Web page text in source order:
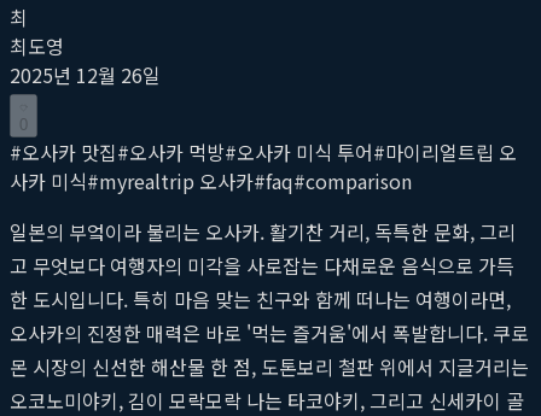
최
최도영
2025년 12월 26일
0
#오사카 맛집#오사카 먹방#오사카 미식 투어#마이리얼트립 오
사카 미식#myrealtrip 오사카#faq#comparison
일본의 부엌이라 불리는 오사카. 활기찬 거리, 독특한 문화, 그리
고 무엇보다 여행자의 미각을 사로잡는 다채로운 음식으로 가득
한 도시입니다. 특히 마음 맞는 친구와 함께 떠나는 여행이라면,
오사카의 진정한 매력은 바로 '먹는 즐거움'에서 폭발합니다. 쿠로
몬 시장의 신선한 해산물 한 점, 도톤보리 철판 위에서 지글거리는
오코노미야키, 김이 모락모락 나는 타코야키, 그리고 신세카이 골